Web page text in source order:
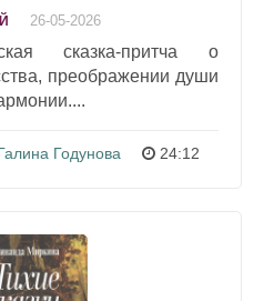
26-05-2026
сказка-притча о
преображении души
Годунова 24:12